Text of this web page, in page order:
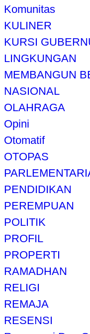
Komunitas
KULINER
KURSI
LINGKUNGAN
MEMBANGUN
NASIONAL
OLAHRAGA
Opini
Otomatif
OTOPAS
PENDIDIKAN
PEREMPUAN
POLITIK
PROFIL
PROPERTI
RAMADHAN
RELIGI
REMAJA
RESENSI